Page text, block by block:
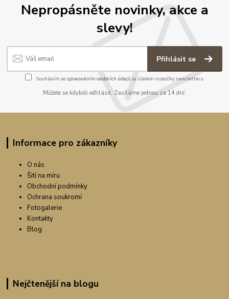
Nepropásněte novinky, akce a
slevy!
Přihlásit se
Souhlasím se zpracováním osobních údajůza účelem rozesílky newsletteru.
Můžete se kdykoli odhlásit. Zasíláme jednou za 14 dní.
Informace pro zákazníky
O nás
Šití na míru
Obchodní podmínky
Ochrana soukromí
Fotogalerie
Kontakty
Blog
Nejčtenější na blogu